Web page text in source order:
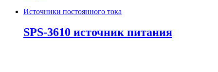
Источники постоянного тока
SPS-3610 источник питания